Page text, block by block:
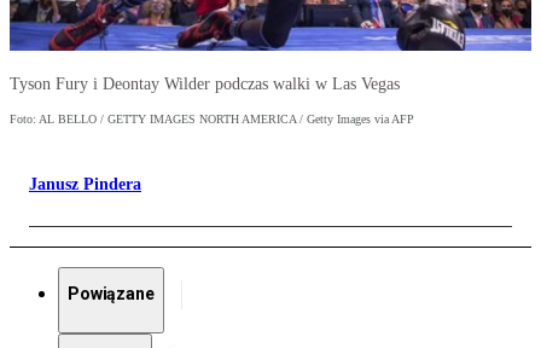
Tyson Fury i Deontay Wilder podczas walki w Las Vegas
Foto: AL BELLO / GETTY IMAGES NORTH AMERICA / Getty Images via AFP
Janusz Pindera
Powiązane